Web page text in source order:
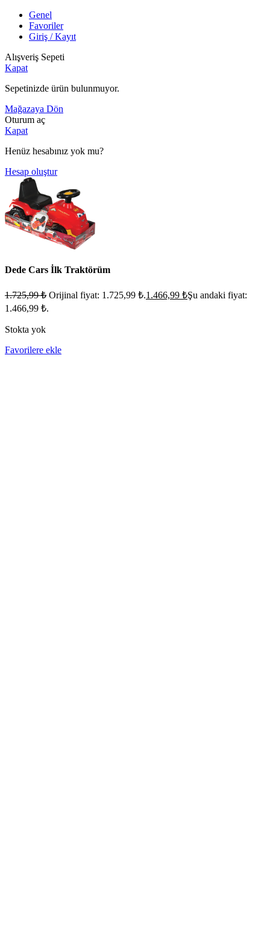
Genel
Favoriler
Giriş / Kayıt
Alışveriş Sepeti
Kapat
Sepetinizde ürün bulunmuyor.
Mağazaya Dön
Oturum aç
Kapat
Henüz hesabınız yok mu?
Hesap oluştur
Dede Cars İlk Traktörüm
1.725,99₺ Orijinal fiyat: 1.725,99 ₺.1.466,99 ₺Şu andaki fiyat:
1.466,99 ₺.
Stokta yok
Favorilere ekle